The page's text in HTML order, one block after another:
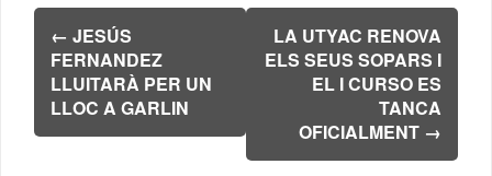
Navegación
de
entradas
← JESÚS
FERNANDEZ
LLUITARÀ PER UN
LLOC A GARLIN
LA UTYAC RENOVA
ELS SEUS SOPARS I
EL I CURSO ES
TANCA
OFICIALMENT →